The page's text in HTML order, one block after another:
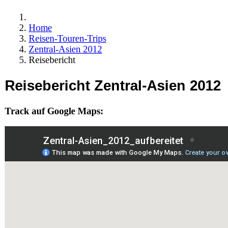
Home
Reisen-Touren-Trips
Zentral-Asien 2012
Reisebericht
Reisebericht Zentral-Asien 2012
Track auf Google Maps: